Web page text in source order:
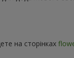
на сторінках